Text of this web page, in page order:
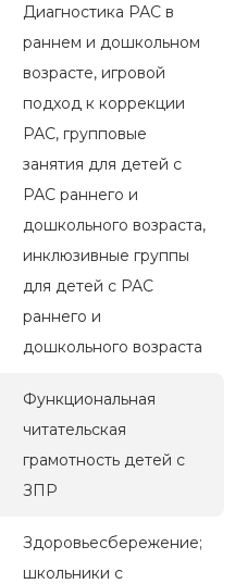
Диагностика РАС в
раннем и дошкольном
возрасте, игровой
подход к коррекции
РАС, групповые
занятия для детей с
РАС раннего и
дошкольного возраста,
инклюзивные группы
для детей с РАС
раннего и
дошкольного возраста
Функциональная
читательская
грамотность детей с
ЗПР
Здоровьесбережение;
школьники с